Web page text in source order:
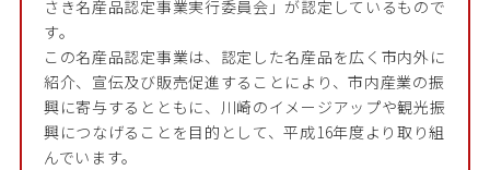
さき名産品認定事業実行委員会」が認定しているもので
す。
この名産品認定事業は、認定した名産品を広く市内外に
紹介、宣伝及び販売促進することにより、市内産業の振
興に寄与するとともに、川崎のイメージアップや観光振
興につなげることを目的として、平成16年度より取り組
んでいます。